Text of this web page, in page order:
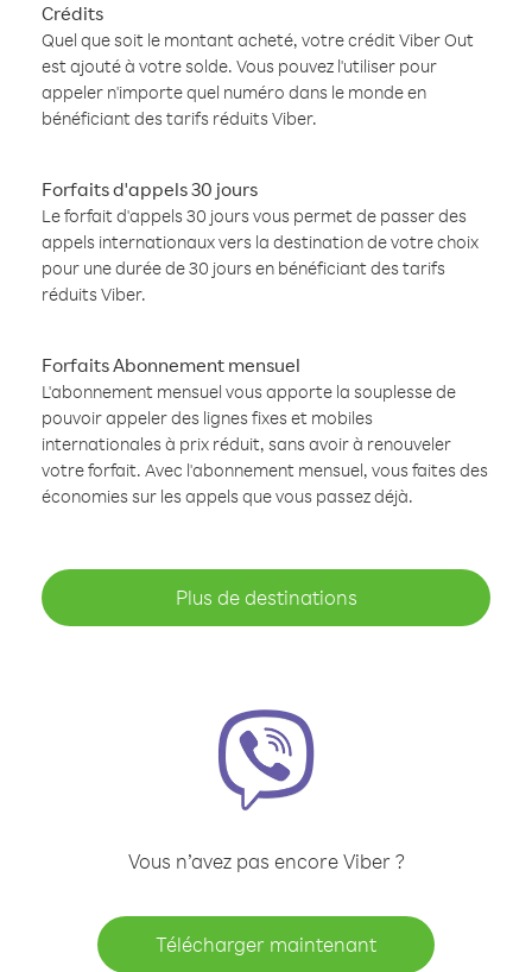
Crédits
Quel que soit le montant acheté, votre crédit Viber Out
est ajouté à votre solde. Vous pouvez l'utiliser pour
appeler n'importe quel numéro dans le monde en
bénéficiant des tarifs réduits Viber.
Forfaits d'appels 30 jours
Le forfait d'appels 30 jours vous permet de passer des
appels internationaux vers la destination de votre choix
pour une durée de 30 jours en bénéficiant des tarifs
réduits Viber.
Forfaits Abonnement mensuel
L'abonnement mensuel vous apporte la souplesse de
pouvoir appeler des lignes fixes et mobiles
internationales à prix réduit, sans avoir à renouveler
votre forfait. Avec l'abonnement mensuel, vous faites des
économies sur les appels que vous passez déjà.
Plus de destinations
Vous n’avez pas encore Viber ?
Télécharger maintenant